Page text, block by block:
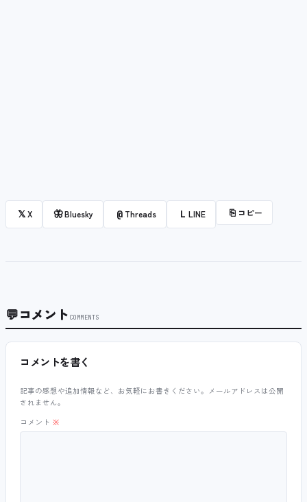
𝕏X 🦋Bluesky @ Threads L LINE ⎘ コピー
💬コメント COMMENTS
コメントを書く
記事の感想や追加情報など、お気軽にお書きください。メールアドレスは公開
されません。
コメント ※